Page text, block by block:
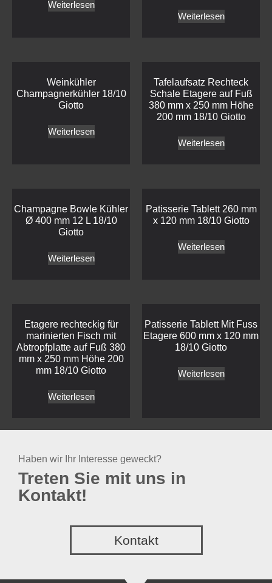
Weiterlesen
Weiterlesen
Weinkühler
Champagnerkühler 18/10
Giotto
Weiterlesen
Tafelaufsatz Rechteck
Schale Etagere auf Fuß
380 mm x 250 mm Höhe
200 mm 18/10 Giotto
Weiterlesen
Champagne Bowle Kühler
Ø 400 mm 12 L 18/10
Giotto
Weiterlesen
Patisserie Tablett 260 mm
x 120 mm 18/10 Giotto
Weiterlesen
Etagere rechteckig für
marinierten Fisch mit
Abtropfplatte auf Fuß 380
mm x 250 mm Höhe 200
mm 18/10 Giotto
Weiterlesen
Patisserie Tablett Mit Fuss
Etagere 600 mm x 120 mm
18/10 Giotto
Weiterlesen
Haben wir Ihr Interesse geweckt?
Treten Sie mit uns in
Kontakt!
Kontakt